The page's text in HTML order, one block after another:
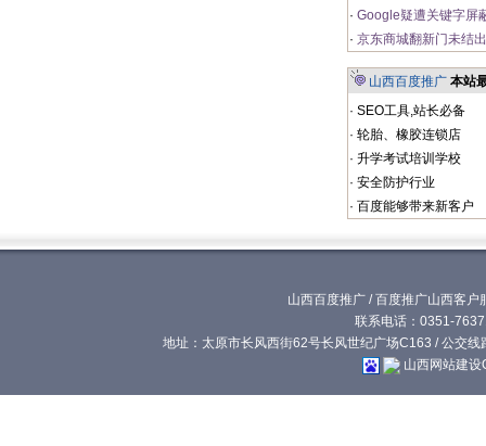
· Google疑遭关键字屏
· 京东商城翻新门未结
山西百度推广 本站
· SEO工具,站长必备
· 轮胎、橡胶连锁店
· 升学考试培训学校
· 安全防护行业
· 百度能够带来新客户
山西百度推广/百度推广山西客户
联系电话：0351-
地址：太原市长风西街62号长风世纪广场C163 / 公交
山西网站建设